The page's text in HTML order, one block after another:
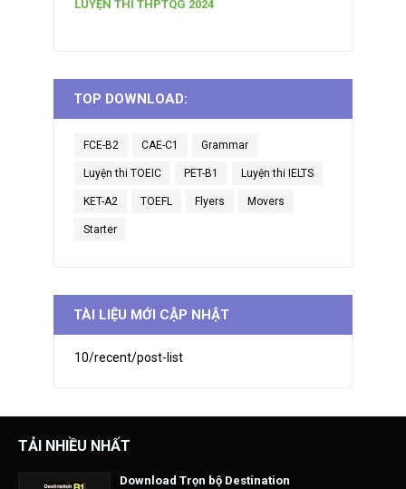
LUYỆN THI THPTQG 2024
TOP DOWNLOAD:
FCE-B2 CAE-C1 Grammar
Luyện thi TOEIC PET-B1 Luyện thi IELTS
KET-A2 TOEFL Flyers Movers
Starter
TÀI LIỆU MỚI CẬP NHẬT
10/recent/post-list
TẢI NHIỀU NHẤT
Download Trọn bộ Destination